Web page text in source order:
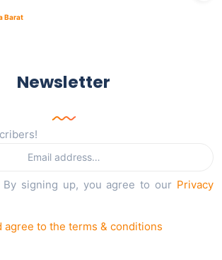
Barat
Newsletter
By signing up, you agree to our Privacy
agree to the terms & conditions